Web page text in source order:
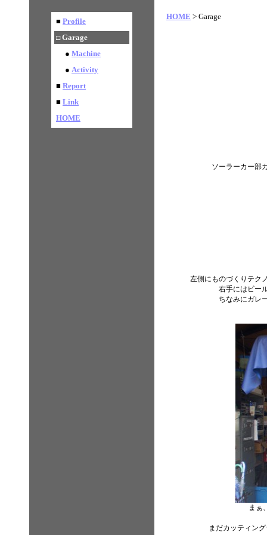
■ Profile
□Garage
● Machine
● Activity
■ Report
■ Link
HOME
HOME > Garage
ソーラーカー部
左側にものづくりテク
右手にはビー
ちなみにガレ
まぁ
まだカッティン